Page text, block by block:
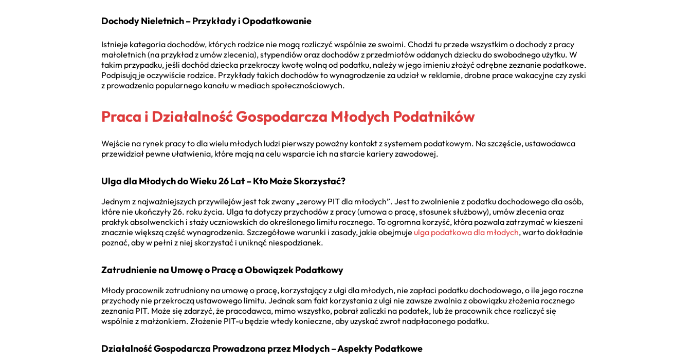
Dochody Nieletnich – Przykłady i Opodatkowanie
Istnieje kategoria dochodów, których rodzice nie mogą rozliczyć wspólnie ze swoimi. Chodzi tu przede wszystkim o dochody z pracy
małoletnich (na przykład z umów zlecenia), stypendiów oraz dochodów z przedmiotów oddanych dziecku do swobodnego użytku. W
takim przypadku, jeśli dochód dziecka przekroczy kwotę wolną od podatku, należy w jego imieniu złożyć odrębne zeznanie podatkowe.
Podpisują je oczywiście rodzice. Przykłady takich dochodów to wynagrodzenie za udział w reklamie, drobne prace wakacyjne czy zyski
z prowadzenia popularnego kanału w mediach społecznościowych.
Praca i Działalność Gospodarcza Młodych Podatników
Wejście na rynek pracy to dla wielu młodych ludzi pierwszy poważny kontakt z systemem podatkowym. Na szczęście, ustawodawca
przewidział pewne ułatwienia, które mają na celu wsparcie ich na starcie kariery zawodowej.
Ulga dla Młodych do Wieku 26 Lat – Kto Może Skorzystać?
Jednym z najważniejszych przywilejów jest tak zwany „zerowy PIT dla młodych”. Jest to zwolnienie z podatku dochodowego dla osób,
które nie ukończyły 26. roku życia. Ulga ta dotyczy przychodów z pracy (umowa o pracę, stosunek służbowy), umów zlecenia oraz
praktyk absolwenckich i staży uczniowskich do określonego limitu rocznego. To ogromna korzyść, która pozwala zatrzymać w kieszeni
znacznie większą część wynagrodzenia. Szczegółowe warunki i zasady, jakie obejmuje ulga podatkowa dla młodych, warto dokładnie
poznać, aby w pełni z niej skorzystać i uniknąć niespodzianek.
Zatrudnienie na Umowę o Pracę a Obowiązek Podatkowy
Młody pracownik zatrudniony na umowę o pracę, korzystający z ulgi dla młodych, nie zapłaci podatku dochodowego, o ile jego roczne
przychody nie przekroczą ustawowego limitu. Jednak sam fakt korzystania z ulgi nie zawsze zwalnia z obowiązku złożenia rocznego
zeznania PIT. Może się zdarzyć, że pracodawca, mimo wszystko, pobrał zaliczki na podatek, lub że pracownik chce rozliczyć się
wspólnie z małżonkiem. Złożenie PIT-u będzie wtedy konieczne, aby uzyskać zwrot nadpłaconego podatku.
Działalność Gospodarcza Prowadzona przez Młodych – Aspekty Podatkowe